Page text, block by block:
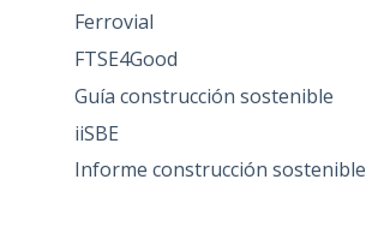
Ferrovial
FTSE4Good
Guía construcción sostenible
iiSBE
Informe construcción sostenible